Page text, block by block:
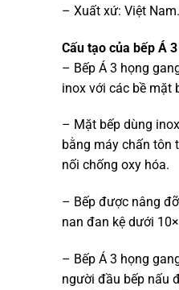
– Xuất xứ: Việt Nam.
Cấu tạo của bếp Á
– Bếp Á 3 họng
inox với các bề mặt
– Mặt bếp dùng
bằng máy chấn tôn
nối chống oxy hóa.
– Bếp được nâng
nan đan kệ dưới
– Bếp Á 3 họng
người đầu bếp nấu